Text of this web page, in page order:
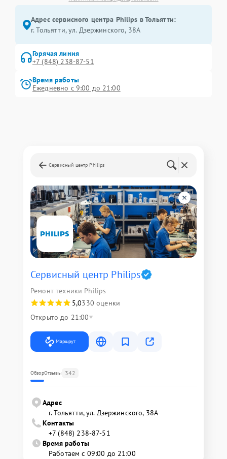
Адрес сервисного центра Philips в Тольятти:
г. Тольятти, ул. Дзержинского, 38А
Горячая линия
+7 (848) 238-87-51
Время работы
Ежедневно с 9:00 до 21:00
Сервисный центр Philips
Сервисный центр Philips
Ремонт техники Philips
5,0330 оценки
Открыто до 21:00
Маршрут
ОбзорОтзывы 342
Адрес
г. Тольятти, ул. Дзержинского, 38А
Контакты
+7 (848) 238-87-51
Время работы
Работаем с 09:00 до 21:00